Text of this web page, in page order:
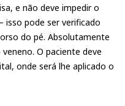
e não deve impedir o
isso pode ser verificado
do pé. Absolutamente
O paciente deve
onde será lhe aplicado o